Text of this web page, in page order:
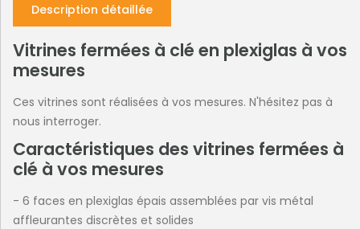
Description détaillée
Vitrines fermées à clé en plexiglas à vos
mesures
Ces vitrines sont réalisées à vos mesures. N'hésitez pas à
nous interroger.
Caractéristiques des vitrines fermées à
clé à vos mesures
- 6 faces en plexiglas épais assemblées par vis métal
affleurantes discrètes et solides